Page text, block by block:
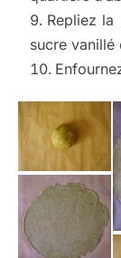
Repliez
sucre vanillé